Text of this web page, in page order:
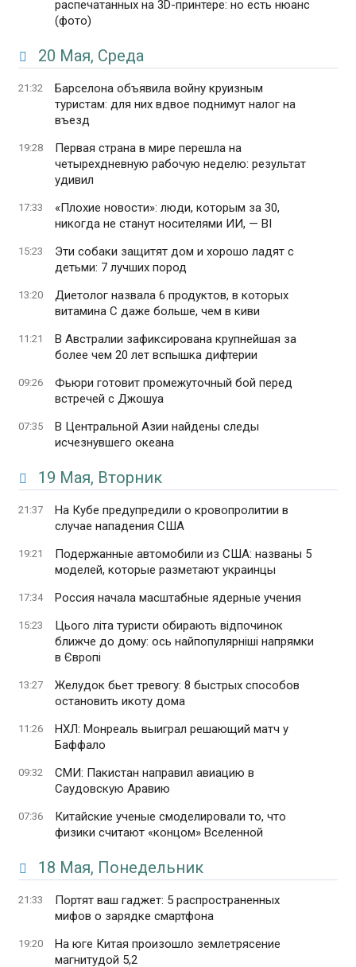
распечатанных на 3D-принтере: но есть нюанс
(фото)
20 Мая, Среда
21:32
Барселона объявила войну круизным
туристам: для них вдвое поднимут налог на
въезд
19:28
Первая страна в мире перешла на
четырехдневную рабочую неделю: результат
удивил
17:33
«Плохие новости»: люди, которым за 30,
никогда не станут носителями ИИ, — BI
15:23
Эти собаки защитят дом и хорошо ладят с
детьми: 7 лучших пород
13:20
Диетолог назвала 6 продуктов, в которых
витамина С даже больше, чем в киви
11:21
В Австралии зафиксирована крупнейшая за
более чем 20 лет вспышка дифтерии
09:26
Фьюри готовит промежуточный бой перед
встречей с Джошуа
07:35
В Центральной Азии найдены следы
исчезнувшего океана
19 Мая, Вторник
21:37
На Кубе предупредили о кровопролитии в
случае нападения США
19:21
Подержанные автомобили из США: названы 5
моделей, которые разметают украинцы
17:34 Россия начала масштабные ядерные учения
15:23
Цього літа туристи обирають відпочинок
ближче до дому: ось найпопулярніші напрямки
в Європі
13:27
Желудок бьет тревогу: 8 быстрых способов
остановить икоту дома
11:26
НХЛ: Монреаль выиграл решающий матч у
Баффало
09:32
СМИ: Пакистан направил авиацию в
Саудовскую Аравию
07:36
Китайские ученые смоделировали то, что
физики считают «концом» Вселенной
18 Мая, Понедельник
21:33
Портят ваш гаджет: 5 распространенных
мифов о зарядке смартфона
19:20
На юге Китая произошло землетрясение
магнитудой 5,2